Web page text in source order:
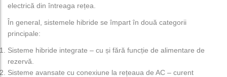
electrică din întreaga rețea.
În general, sistemele hibride se împart în două categorii
principale:
Sisteme hibride integrate – cu și fără funcție de alimentare de
rezervă.
Sisteme avansate cu conexiune la rețeaua de AC – curent